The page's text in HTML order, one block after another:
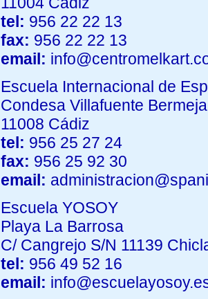
tel: 956 22 22 13
fax: 956 22 22 13
email:
Escuela Internacional de
Condesa Villafuente
11008 Cádiz
tel: 956 25 27 24
fax: 956 25 92 30
email:
Escuela YOSOY
Playa La Barrosa
C/ Cangrejo S/N 11139
tel: 956 49 52 16
email: